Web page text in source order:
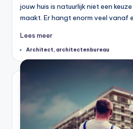
jouw huis is natuurlijk niet een
maakt. Er hangt enorm veel vanaf
Lees meer
Tags:
Architect, architectenbureau